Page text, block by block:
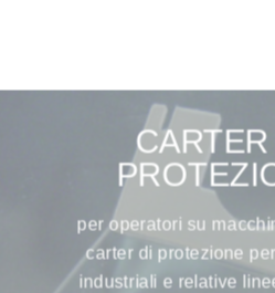
per operatori su
carter di protezione
industriali e relative